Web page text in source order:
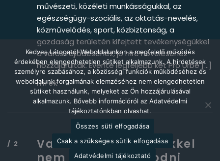
művészeti, közéleti munkásságukkal, az
egészségügy-szociális, az oktatás-nevelés,
közművelődés, sport, közbiztonság, a
gazdaság területén kifejtett tevékenységükkel
a város fejlődéséhez, jó híre növeléséhez
hozzájárultak. Évente legfeljebb két Pro Urbe […]
Hírek
Vannak dolgok, amikkel
nem lehet finomkodni
Kedves Látogató! Weboldalunkon a megfelelő működés
érdekében elengedhetetlen sütiket alkalmazunk. A hirdetések
személyre szabásához, a közösségi funkciók működéséhez és
weboldalunk forgalmának elemzéséhez nem elengedhetetlen
sütiket használunk, melyeket az Ön hozzájárulásával
alkalmazunk. Bővebb információról az Adatvédelmi
tájékoztatónkban olvashat.
Összes süti elfogadása
Csak a szükséges sütik elfogadása
Adatvédelmi tájékoztató